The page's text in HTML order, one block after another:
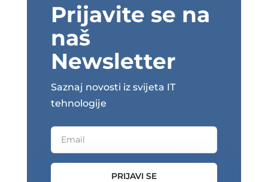
Prijavite se na
naš
Newsletter
Saznaj novosti iz svijeta IT
tehnologije
PRIJAVI SE